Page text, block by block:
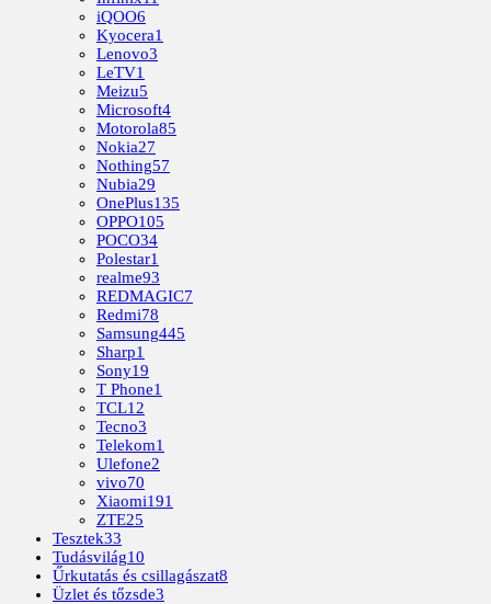
iQOO6
Kyocera1
Lenovo3
LeTV1
Meizu5
Microsoft4
Motorola85
Nokia27
Nothing57
Nubia29
OnePlus135
OPPO105
POCO34
Polestar1
realme93
REDMAGIC7
Redmi78
Samsung445
Sharp1
Sony19
T Phone1
TCL12
Tecno3
Telekom1
Ulefone2
vivo70
Xiaomi191
ZTE25
Tesztek33
Tudásvilág10
Űrkutatás és csillagászat8
Üzlet és tőzsde3